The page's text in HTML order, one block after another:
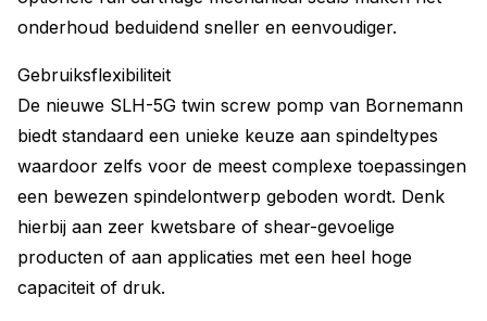
onderhoud beduidend sneller en eenvoudiger.
Gebruiksflexibiliteit
De nieuwe SLH-5G twin screw pomp van Bornemann
biedt standaard een unieke keuze aan spindeltypes
waardoor zelfs voor de meest complexe toepassingen
een bewezen spindelontwerp geboden wordt. Denk
hierbij aan zeer kwetsbare of shear-gevoelige
producten of aan applicaties met een heel hoge
capaciteit of druk.